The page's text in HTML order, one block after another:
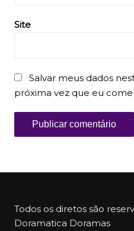
Site
Salvar meus dados
próxima vez que eu
Todos os diretos são
Doramatica Doramas